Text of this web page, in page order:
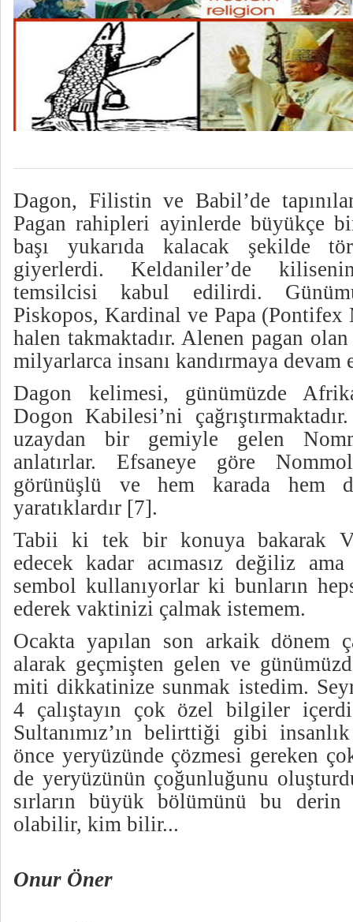
Dagon, Filistin ve Babil’de
Pagan rahipleri ayinlerde büyükçe
başı yukarıda kalacak şekilde
giyerlerdi. Keldaniler’de
temsilcisi kabul edilirdi.
Piskopos, Kardinal ve Papa (Pontifex
halen takmaktadır. Alenen pagan
milyarlarca insanı kandırmaya devam
Dagon kelimesi, günümüzde
Dogon Kabilesi’ni
uzaydan bir gemiyle gelen
anlatırlar. Efsaneye göre
görünüşlü ve hem karada hem
yaratıklardır [7].
Tabii ki tek bir konuya bakarak
edecek kadar acımasız değiliz
sembol kullanıyorlar ki bunların
ederek vaktinizi çalmak istemem.
Ocakta yapılan son arkaik dönem
alarak geçmişten gelen ve
miti dikkatinize sunmak istedim.
4 çalıştayın çok özel bilgiler
Sultanımız’ın belirttiği gibi
önce yeryüzünde çözmesi gereken
de yeryüzünün çoğunluğunu
sırların büyük bölümünü bu
olabilir, kim bilir...
Onur Öner